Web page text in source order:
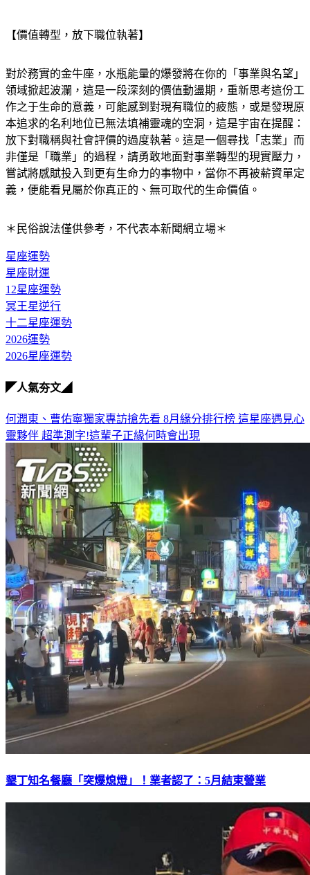
【價值轉型，放下職位執著】
對於務實的金牛座，水瓶能量的爆發將在你的「事業與名望」
領域掀起波瀾，這是一段深刻的價值動盪期，重新思考這份工
作之于生命的意義，可能感到對現有職位的疲態，或是發現原
本追求的名利地位已無法填補靈魂的空洞，這是宇宙在提醒：
放下對職稱與社會評價的過度執著。這是一個尋找「志業」而
非僅是「職業」的過程，請勇敢地面對事業轉型的現實壓力，
嘗試將感賦投入到更有生命力的事物中，當你不再被薪資單定
義，便能看見屬於你真正的、無可取代的生命價值。
＊民俗說法僅供參考，不代表本新聞網立場＊
星座運勢
星座財運
12星座運勢
冥王星逆行
十二星座運勢
2026運勢
2026星座運勢
◤人氣夯文◢
何潤東、曹佑寧獨家專訪搶先看 8月緣分排行榜 這星座遇見心
靈夥伴 超準測字!這輩子正緣何時會出現
墾丁知名餐廳「突爆熄燈」！業者認了：5月結束營業